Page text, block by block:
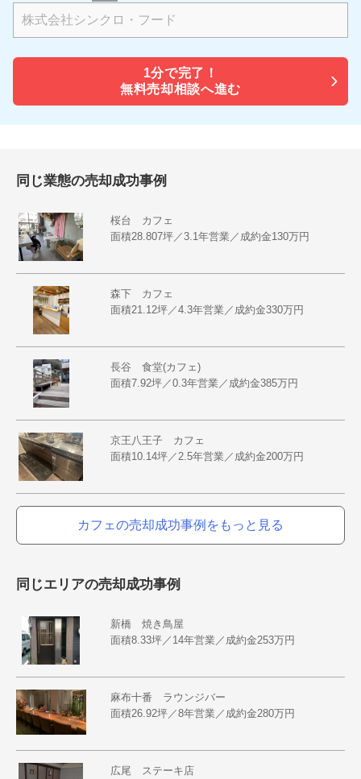
1分で完了！
無料売却相談へ進む
同じ業態の売却成功事例
桜台 カフェ
面積28.807坪／3.1年営業／成約金130万円
森下 カフェ
面積21.12坪／4.3年営業／成約金330万円
長谷 食堂(カフェ)
面積7.92坪／0.3年営業／成約金385万円
京王八王子 カフェ
面積10.14坪／2.5年営業／成約金200万円
カフェの売却成功事例をもっと見る
同じエリアの売却成功事例
新橋 焼き鳥屋
面積8.33坪／14年営業／成約金253万円
麻布十番 ラウンジバー
面積26.92坪／8年営業／成約金280万円
広尾 ステーキ店